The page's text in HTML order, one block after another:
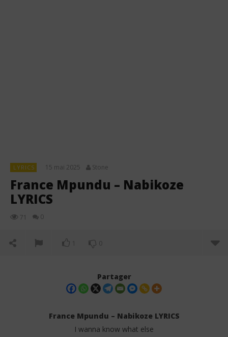
LYRICS 15 mai 2025 Stone
France Mpundu – Nabikoze
LYRICS
71 0
1 0
Partager
France Mpundu – Nabikoze LYRICS
I wanna know what else